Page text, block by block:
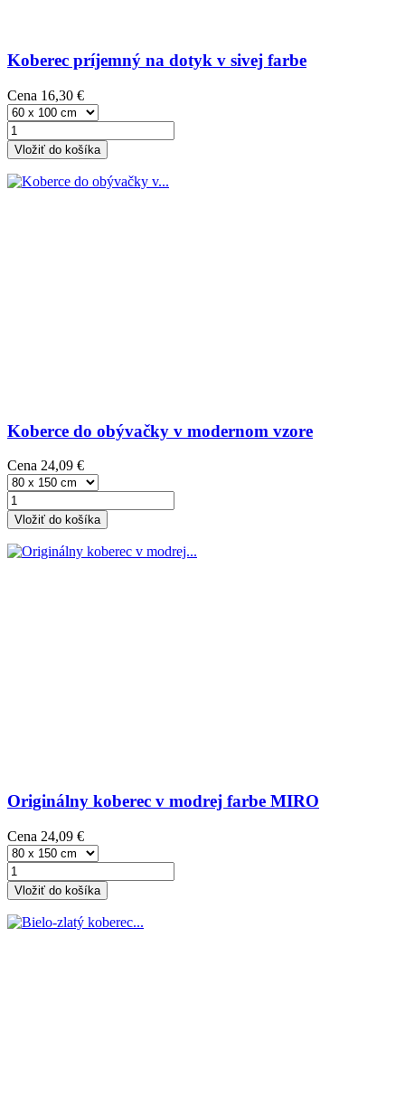
Koberec príjemný na dotyk v sivej farbe
Cena 16,30 €
Vložiť do košíka
Koberce do obývačky v modernom vzore
Cena 24,09 €
Vložiť do košíka
Originálny koberec v modrej farbe MIRO
Cena 24,09 €
Vložiť do košíka